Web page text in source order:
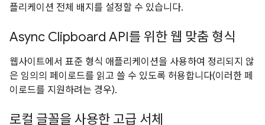
플리케이션 전체 배지를 설정할 수 있습니다.
Async Clipboard API를 위한 웹 맞춤 형식
웹사이트에서 표준 형식 애플리케이션을 사용하여 정리되지 않
은 임의의 페이로드를 읽고 쓸 수 있도록 허용합니다(이러한 페
이로드를 지원하려는 경우).
로컬 글꼴을 사용한 고급 서체